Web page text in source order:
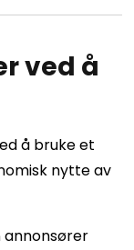
ved å
å bruke et
nytte av
annonsører